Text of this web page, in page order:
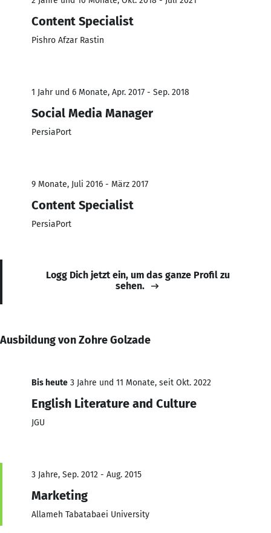
Content Specialist
Pishro Afzar Rastin
1 Jahr und 6 Monate, Apr. 2017 - Sep. 2018
Social Media Manager
PersiaPort
9 Monate, Juli 2016 - März 2017
Content Specialist
PersiaPort
Logg Dich jetzt ein, um das ganze Profil zu
sehen.
Ausbildung von Zohre Golzade
Bis heute 3 Jahre und 11 Monate, seit Okt. 2022
English Literature and Culture
JGU
3 Jahre, Sep. 2012 - Aug. 2015
Marketing
Allameh Tabatabaei University